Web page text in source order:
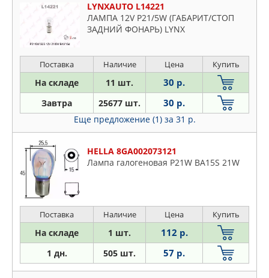
LYNXAUTO L14221
ЛАМПА 12V P21/5W (ГАБАРИТ/СТОП
ЗАДНИЙ ФОНАРЬ) LYNX
Поставка Наличие Цена Купить
На складе 11 шт. 30 р.
Завтра 25677 шт. 30 р.
Еще предложение (1) за 31 р.
HELLA 8GA002073121
Лампа галогеновая P21W BA15S 21W
Поставка Наличие Цена Купить
На складе 1 шт. 112 р.
1 дн. 505 шт. 57 р.